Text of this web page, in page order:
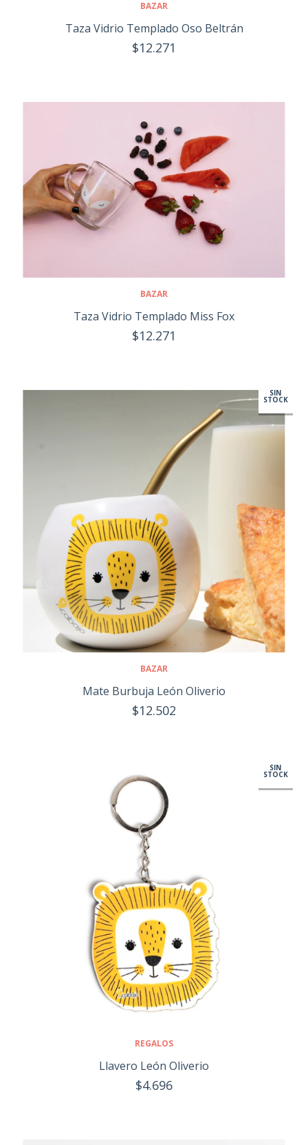
BAZAR
Taza Vidrio Templado Oso Beltrán
$12.271
BAZAR
Taza Vidrio Templado Miss Fox
$12.271
SIN
STOCK
BAZAR
Mate Burbuja León Oliverio
$12.502
SIN
STOCK
REGALOS
Llavero León Oliverio
$4.696